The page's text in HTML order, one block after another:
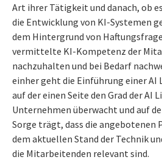
Art ihrer Tätigkeit und danach, ob
die Entwicklung von KI-Systemen
dem Hintergrund von
vermittelte KI-Kompetenz der
nachzuhalten und bei Bedarf
einher geht die Einführung einer AI
auf der einen Seite den Grad der AI
Unternehmen überwacht und auf
Sorge trägt, dass die angebotenen
dem aktuellen Stand der Technik
die Mitarbeitenden relevant sind.